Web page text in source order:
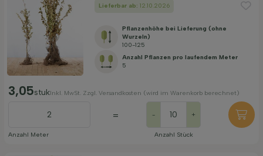
Lieferbar ab: 12.10.2026
Pflanzenhöhe bei Lieferung (ohne
Wurzeln)
100-125
Anzahl Pflanzen pro laufendem Meter
5
3,05stukInkl. MwSt. Zzgl. Versandkosten (wird im Warenkorb berechnet)
Anzahl Meter
= - +
Anzahl Stück